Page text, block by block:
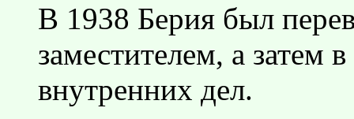
В 1938 Берия был
заместителем, а затем
внутренних дел.